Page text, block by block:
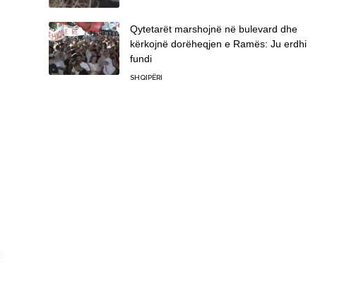
Qytetarët marshojnë në bulevard dhe
kërkojnë dorëheqjen e Ramës: Ju erdhi
fundi
SHQIPËRI